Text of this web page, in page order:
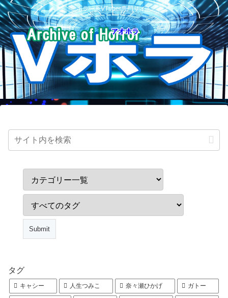
ホラー系VTuber専門サイト
タグ
キャシー 人生つみこ 奈々瀬ひかげ ガトー